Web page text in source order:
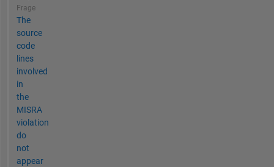
Frage
The
source
code
lines
involved
in
the
MISRA
violation
do
not
appear